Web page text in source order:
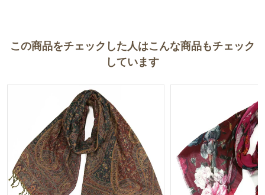
この商品をチェックした人はこんな商品もチェック
しています